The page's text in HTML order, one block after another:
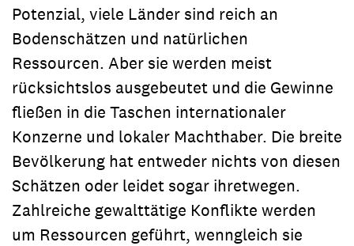
Potenzial, viele Länder sind reich an
Bodenschätzen und natürlichen
Ressourcen. Aber sie werden meist
rücksichtslos ausgebeutet und die Gewinne
fließen in die Taschen internationaler
Konzerne und lokaler Machthaber. Die breite
Bevölkerung hat entweder nichts von diesen
Schätzen oder leidet sogar ihretwegen.
Zahlreiche gewalttätige Konflikte werden
um Ressourcen geführt, wenngleich sie